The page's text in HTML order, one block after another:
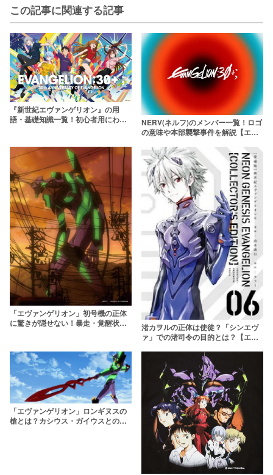
この記事に関連する記事
『新世紀エヴァンゲリオン』の用
語・基礎知識一覧！初心者用にわか
NERV(ネルフ)のメンバー一覧！ロゴ
の意味や本部襲撃事件を解説【エヴ
「エヴァンゲリオン」初号機の正体
に驚きが隠せない！暴走・覚醒状態
渚カヲルの正体は使徒？「シンエヴ
ァ」での渚司令の目的とは？【エヴ
「エヴァンゲリオン」ロンギヌスの
槍とは？カシウス・ガイウスとの違